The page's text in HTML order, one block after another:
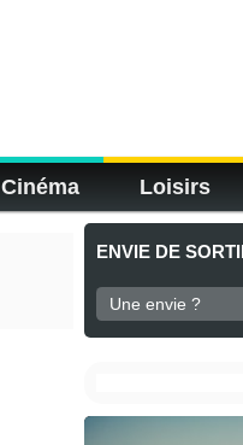
Cinéma Loisirs
ENVIE DE